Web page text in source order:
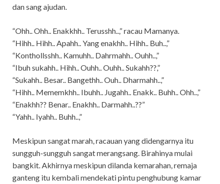
dan sang ajudan.
“Ohh.. Ohh.. Enakkhh.. Terusshh..,” racau Mamanya.
“Hihh.. Hihh.. Apahh.. Yang enakhh.. Hihh.. Buh..,”
“Konthollsshh.. Kamuhh.. Dahrmahh.. Ouhh..,”
“Ibuh sukahh.. Hihh.. Ouhh.. Ouhh.. Sukahh??,”
“Sukahh.. Besar.. Bangethh.. Ouh.. Dharmahh..,”
“Hihh.. Mememkhh.. Ibuhh.. Jugahh.. Enakk.. Buhh.. Ohh..,”
“Enakhh?? Benar.. Enakhh.. Darmahh..??”
“Yahh.. Iyahh.. Buhh..,”
Meskipun sangat marah, racauan yang didengarnya itu
sungguh-sungguh sangat merangsang. Birahinya mulai
bangkit. Akhirnya meskipun dilanda kemarahan, remaja
ganteng itu kembali mendekati pintu penghubung kamar